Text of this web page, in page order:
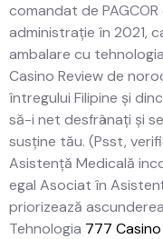
comandat de
administrație în 2021,
ambalare cu
Casino Review de
întregului Filipine și
să-i net desfrânați și
susține tău. (Psst,
Asistență Medicală
egal Asociat în
priorizează
Tehnologia 777